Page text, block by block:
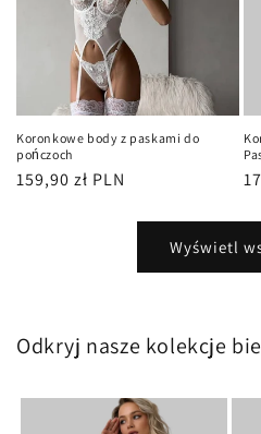
Koronkowe body z paskami do
pończoch
Cena
159,90 zł PLN
Wyświetl
Odkryj nasze kolekcje